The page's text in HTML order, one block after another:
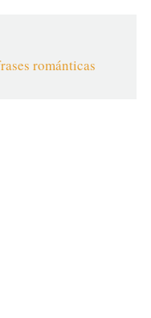
románticas